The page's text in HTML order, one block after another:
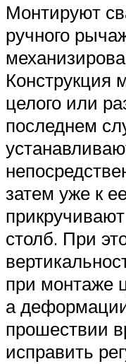
Монтируют
ручного
Конструкция
целого или
последнем
затем уже к
столб. При
при монтаже
а
прошествии
исправить